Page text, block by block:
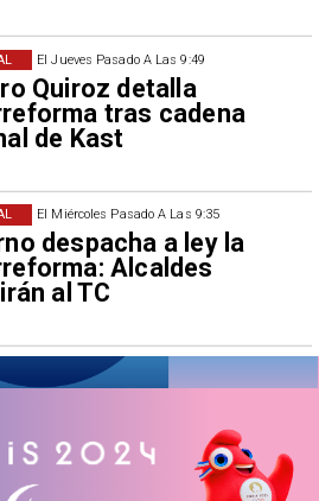
El Jueves Pasado A Las 9:49
Quiroz detalla
tras cadena
de Kast
El Miércoles Pasado A Las 9:35
despacha a ley la
Alcaldes
al TC